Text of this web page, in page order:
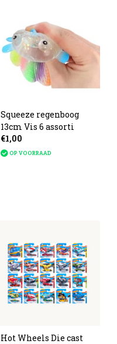
Squeeze regenboog
13cm Vis 6 assorti
€1,00
OP VOORRAAD
Hot Wheels Die cast